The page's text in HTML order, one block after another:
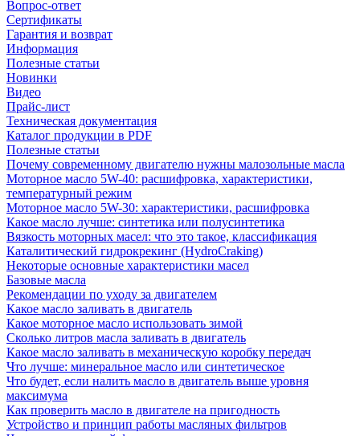
Вопрос-ответ
Сертификаты
Гарантия и возврат
Информация
Полезные статьи
Новинки
Видео
Прайс-лист
Техническая документация
Каталог продукции в PDF
Полезные статьи
Почему современному двигателю нужны малозольные масла
Моторное масло 5W-40: расшифровка, характеристики,
температурный режим
Моторное масло 5W-30: характеристики, расшифровка
Какое масло лучше: синтетика или полусинтетика
Вязкость моторных масел: что это такое, классификация
Каталитический гидрокрекинг (НydroСraking)
Некоторые основные характеристики масел
Базовые масла
Рекомендации по уходу за двигателем
Какое масло заливать в двигатель
Какое моторное масло использовать зимой
Сколько литров масла заливать в двигатель
Какое масло заливать в механическую коробку передач
Что лучше: минеральное масло или синтетическое
Что будет, если налить масло в двигатель выше уровня
максимума
Как проверить масло в двигателе на пригодность
Устройство и принцип работы масляных фильтров